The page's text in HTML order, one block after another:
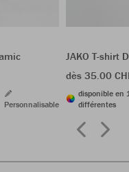
Personnalisable
JAKO T-shirt
dès 35.00
disponible en
différentes